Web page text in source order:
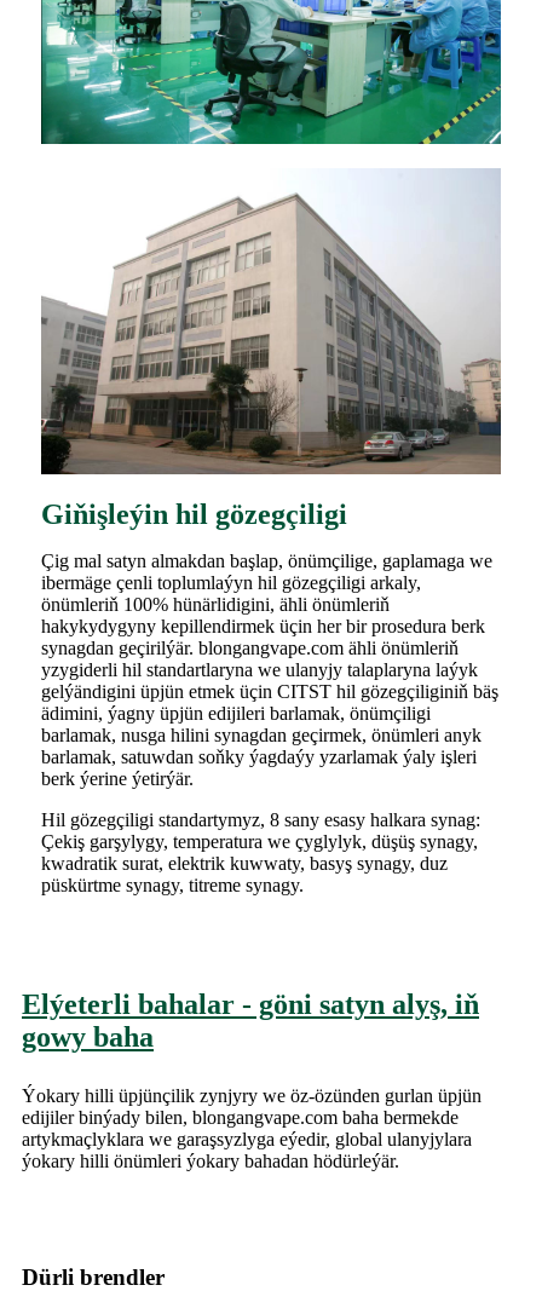
Giňişleýin hil gözegçiligi
Çig mal satyn almakdan başlap, önümçilige, gaplamaga we
ibermäge çenli toplumlaýyn hil gözegçiligi arkaly,
önümleriň 100% hünärlidigini, ähli önümleriň
hakykydygyny kepillendirmek üçin her bir prosedura berk
synagdan geçirilýär. blongangvape.com ähli önümleriň
yzygiderli hil standartlaryna we ulanyjy talaplaryna laýyk
gelýändigini üpjün etmek üçin CITST hil gözegçiliginiň bäş
ädimini, ýagny üpjün edijileri barlamak, önümçiligi
barlamak, nusga hilini synagdan geçirmek, önümleri anyk
barlamak, satuwdan soňky ýagdaýy yzarlamak ýaly işleri
berk ýerine ýetirýär.
Hil gözegçiligi standartymyz, 8 sany esasy halkara synag:
Çekiş garşylygy, temperatura we çyglylyk, düşüş synagy,
kwadratik surat, elektrik kuwwaty, basyş synagy, duz
püskürtme synagy, titreme synagy.
Elýeterli bahalar - göni satyn alyş, iň
gowy baha
Ýokary hilli üpjünçilik zynjyry we öz-özünden gurlan üpjün
edijiler binýady bilen, blongangvape.com baha bermekde
artykmaçlyklara we garaşsyzlyga eýedir, global ulanyjylara
ýokary hilli önümleri ýokary bahadan hödürleýär.
Dürli brendler